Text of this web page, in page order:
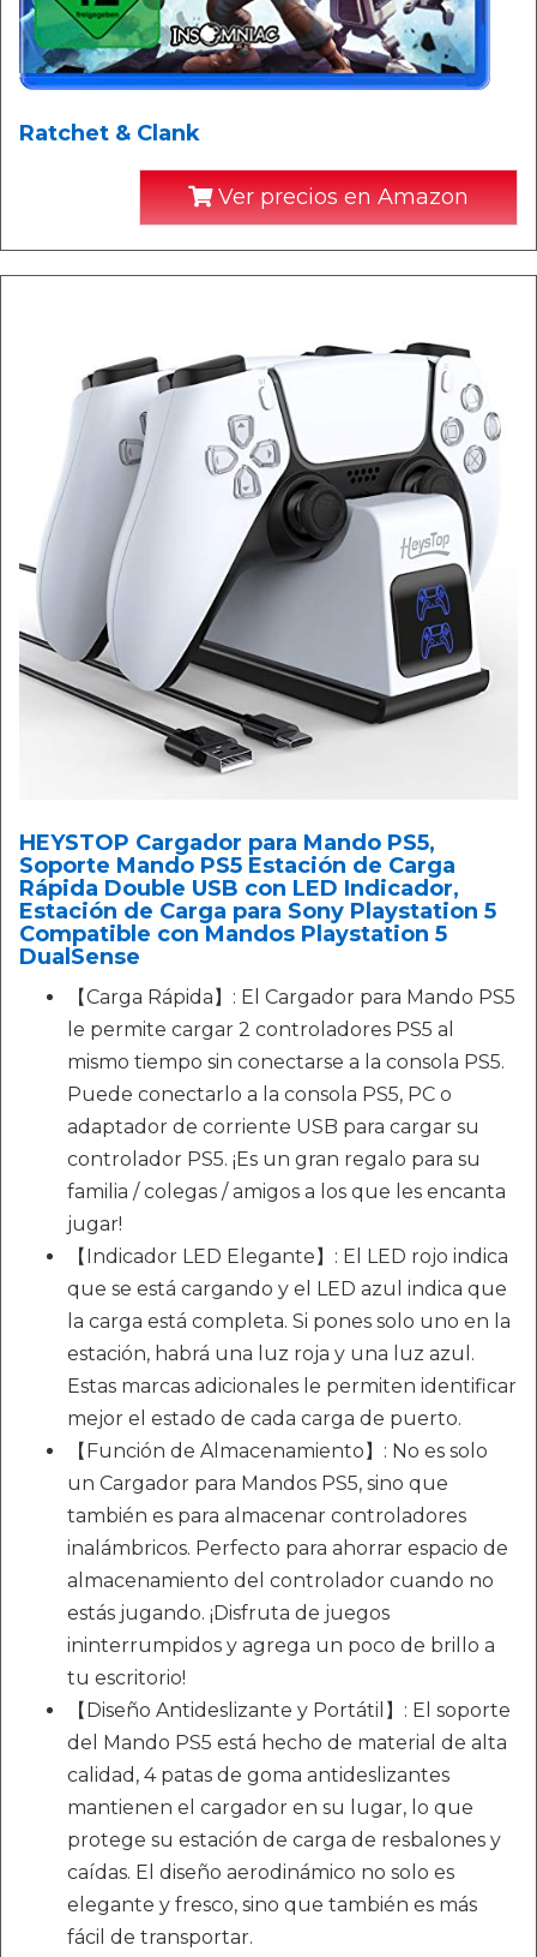
Ratchet & Clank
Ver precios en Amazon
HEYSTOP Cargador para Mando PS5,
Soporte Mando PS5 Estación de Carga
Rápida Double USB con LED Indicador,
Estación de Carga para Sony Playstation 5
Compatible con Mandos Playstation 5
DualSense
【Carga Rápida】: El Cargador para Mando PS5
le permite cargar 2 controladores PS5 al
mismo tiempo sin conectarse a la consola PS5.
Puede conectarlo a la consola PS5, PC o
adaptador de corriente USB para cargar su
controlador PS5. ¡Es un gran regalo para su
familia / colegas / amigos a los que les encanta
jugar!
【Indicador LED Elegante】: El LED rojo indica
que se está cargando y el LED azul indica que
la carga está completa. Si pones solo uno en la
estación, habrá una luz roja y una luz azul.
Estas marcas adicionales le permiten identificar
mejor el estado de cada carga de puerto.
【Función de Almacenamiento】: No es solo
un Cargador para Mandos PS5, sino que
también es para almacenar controladores
inalámbricos. Perfecto para ahorrar espacio de
almacenamiento del controlador cuando no
estás jugando. ¡Disfruta de juegos
ininterrumpidos y agrega un poco de brillo a
tu escritorio!
【Diseño Antideslizante y Portátil】: El soporte
del Mando PS5 está hecho de material de alta
calidad, 4 patas de goma antideslizantes
mantienen el cargador en su lugar, lo que
protege su estación de carga de resbalones y
caídas. El diseño aerodinámico no solo es
elegante y fresco, sino que también es más
fácil de transportar.